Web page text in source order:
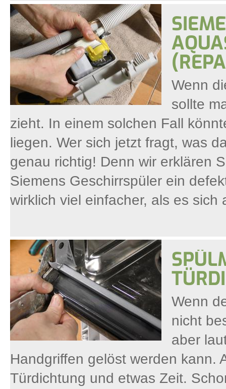
Wenn
sollte
zieht. In einem solchen Fall
liegen. Wer sich jetzt fragt, was
genau richtig! Denn wir erklären
Siemens Geschirrspüler ein
wirklich viel einfacher, als es sich
Wenn
nicht
aber
Handgriffen gelöst werden kann.
Türdichtung und etwas Zeit.